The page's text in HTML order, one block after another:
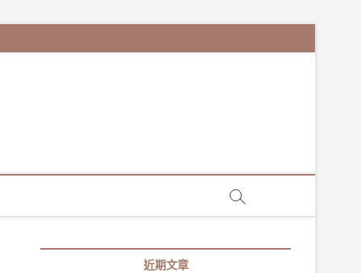
近期文章